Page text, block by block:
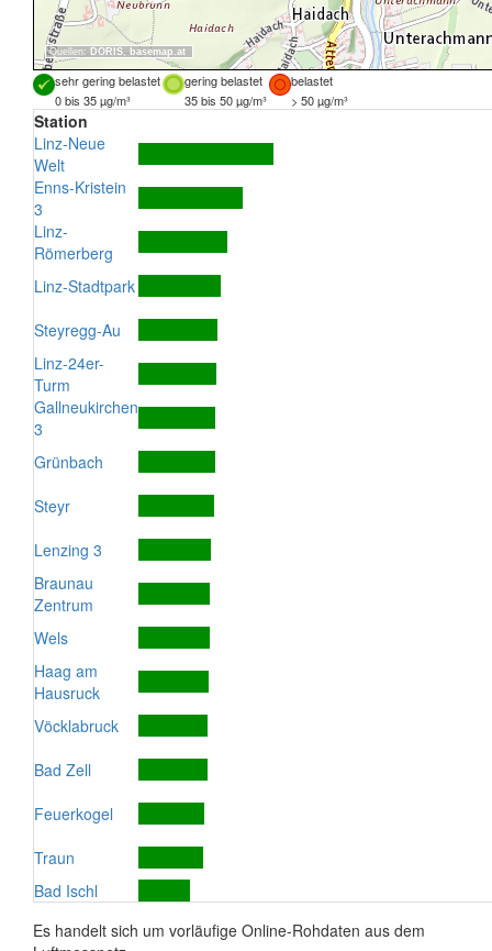
Quellen: DORIS, basemap.at
sehr gering belastet gering belastet
belastet
0 bis 35 µg/m³
35 bis 50 µg/m³ > 50 µg/m³
Station
Linz-Neue
Welt
Enns-Kristein
3
Linz-
Römerberg
Linz-Stadtpark
Steyregg-Au
Linz-24er-
Turm
Gallneukirchen
3
Grünbach
Steyr
Lenzing 3
Braunau
Zentrum
Wels
Haag am
Hausruck
Vöcklabruck
Bad Zell
Feuerkogel
Traun
Bad Ischl
Es handelt sich um vorläufige Online-Rohdaten aus dem